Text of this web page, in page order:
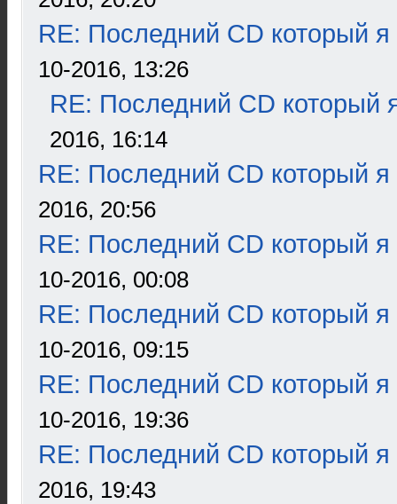
RE: Последний CD который я
10-2016, 13:26
RE: Последний CD который
2016, 16:14
RE: Последний CD который я
2016, 20:56
RE: Последний CD который я
10-2016, 00:08
RE: Последний CD который я
10-2016, 09:15
RE: Последний CD который я
10-2016, 19:36
RE: Последний CD который я
2016, 19:43